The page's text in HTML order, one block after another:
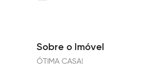
Sobre o Imóvel
ÓTIMA CASA!